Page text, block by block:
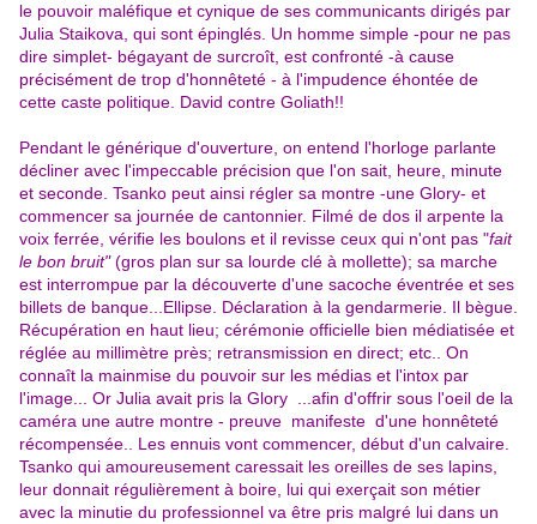
le pouvoir maléfique et cynique de ses communicants dirigés par
Julia Staikova, qui sont épinglés. Un homme simple -pour ne pas
dire simplet- bégayant de surcroît, est confronté -à cause
précisément de trop d'honnêteté - à l'impudence éhontée de
cette caste politique. David contre Goliath!!
Pendant le générique d'ouverture, on entend l'horloge parlante
décliner avec l'impeccable précision que l'on sait, heure, minute
et seconde. Tsanko peut ainsi régler sa montre -une Glory- et
commencer sa journée de cantonnier. Filmé de dos il arpente la
voix ferrée, vérifie les boulons et il revisse ceux qui n'ont pas "fait
le bon bruit"(gros plan sur sa lourde clé à mollette); sa marche
est interrompue par la découverte d'une sacoche éventrée et ses
billets de banque...Ellipse. Déclaration à la gendarmerie. Il bègue.
Récupération en haut lieu; cérémonie officielle bien médiatisée et
réglée au millimètre près; retransmission en direct; etc.. On
connaît la mainmise du pouvoir sur les médias et l'intox par
l'image... Or Julia avait pris la Glory ...afin d'offrir sous l'oeil de la
caméra une autre montre - preuve manifeste d'une honnêteté
récompensée.. Les ennuis vont commencer, début d'un calvaire.
Tsanko qui amoureusement caressait les oreilles de ses lapins,
leur donnait régulièrement à boire, lui qui exerçait son métier
avec la minutie du professionnel va être pris malgré lui dans un